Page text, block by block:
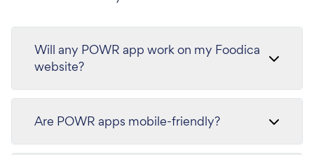
Will any POWR app work on my Foodica
website?
Are POWR apps mobile-friendly?